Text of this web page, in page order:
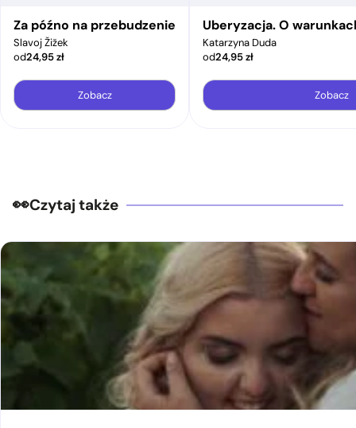
Za późno na przebudzenie
Slavoj Žižek
od24,95zł
Zobacz
Uberyzacja. O
Katarzyna Duda
od24,95zł
Zobacz
Czytaj także